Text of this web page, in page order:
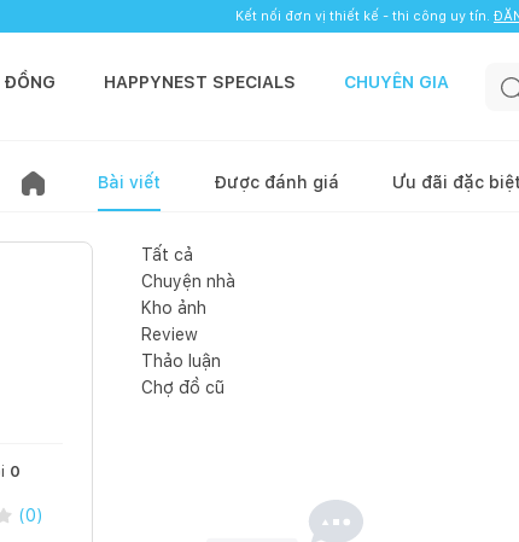
Kết nối đơn vị thiết kế - thi công uy tín.
ĐỒNG HAPPYNEST SPECIALS CHUYÊN GIA
Bài viết Được đánh giá Ưu đãi đặc biệt
0
(0)
Tất cả
Chuyện nhà
Kho ảnh
Review
Thảo luận
Chợ đồ cũ